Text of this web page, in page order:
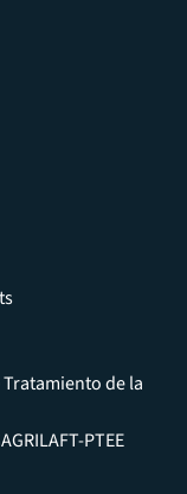
de la
PTEE